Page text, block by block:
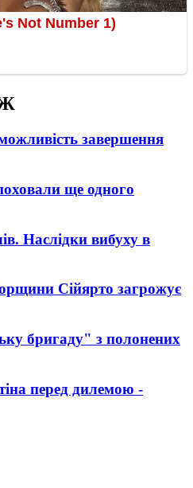
завершення
ще одного
Наслідки вибуху в
Сійярто загрожує
бригаду" з полонених
перед дилемою -